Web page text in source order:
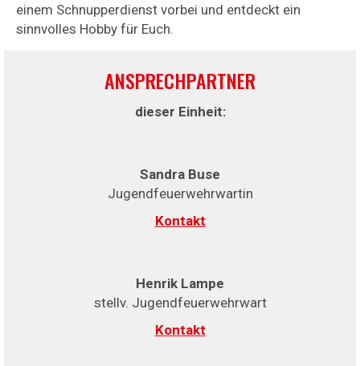
einem Schnupperdienst vorbei und entdeckt ein
sinnvolles Hobby für Euch.
ANSPRECHPARTNER
dieser Einheit:
Sandra Buse
Jugendfeuerwehrwartin
Kontakt
Henrik Lampe
stellv. Jugendfeuerwehrwart
Kontakt